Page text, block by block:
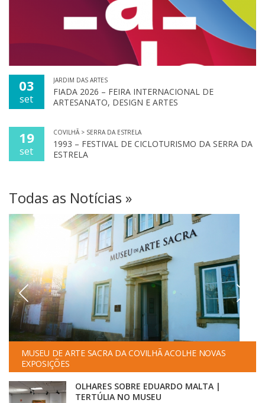
03
set
JARDIM DAS ARTES
FIADA 2026 – FEIRA INTERNACIONAL DE
ARTESANATO, DESIGN E ARTES
19
set
COVILHÃ > SERRA DA ESTRELA
1993 – FESTIVAL DE CICLOTURISMO DA SERRA DA
ESTRELA
Todas as Notícias »
MUSEU DE ARTE SACRA DA COVILHÃ ACOLHE NOVAS
EXPOSIÇÕES
OLHARES SOBRE EDUARDO MALTA |
TERTÚLIA NO MUSEU